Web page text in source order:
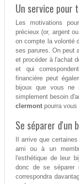
Un service pour
Les motivations
précieux (or, argent
on compte la volonté
ses parures. On peut
et procéder à l'achat
et qui
financière peut
bijoux que vous ne
simplement besoin
clermontpourra vous
Se séparer d'un
Il arrive que
ami ou à un
l'esthétique de leur
donc de se séparer
correspondra